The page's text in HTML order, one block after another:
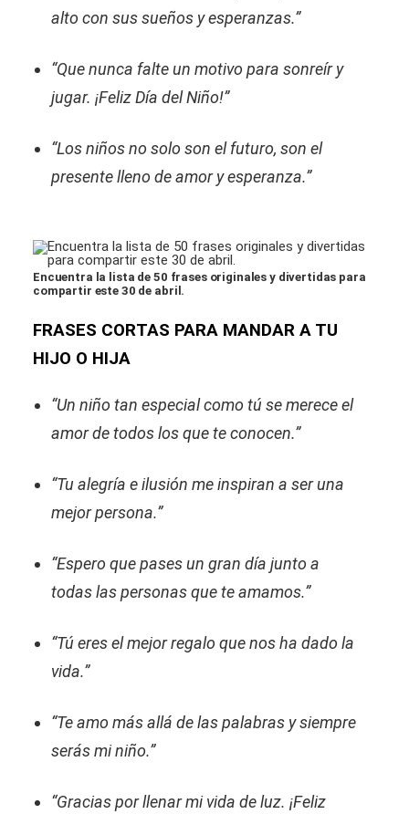
alto con sus sueños y esperanzas.”
“Que nunca falte un motivo para sonreír y
jugar. ¡Feliz Día del Niño!”
“Los niños no solo son el futuro, son el
presente lleno de amor y esperanza.”
Encuentra la lista de 50 frases originales y divertidas para
compartir este 30 de abril.
FRASES CORTAS PARA MANDAR A TU
HIJO O HIJA
“Un niño tan especial como tú se merece el
amor de todos los que te conocen.”
“Tu alegría e ilusión me inspiran a ser una
mejor persona.”
“Espero que pases un gran día junto a
todas las personas que te amamos.”
“Tú eres el mejor regalo que nos ha dado la
vida.”
“Te amo más allá de las palabras y siempre
serás mi niño.”
“Gracias por llenar mi vida de luz. ¡Feliz